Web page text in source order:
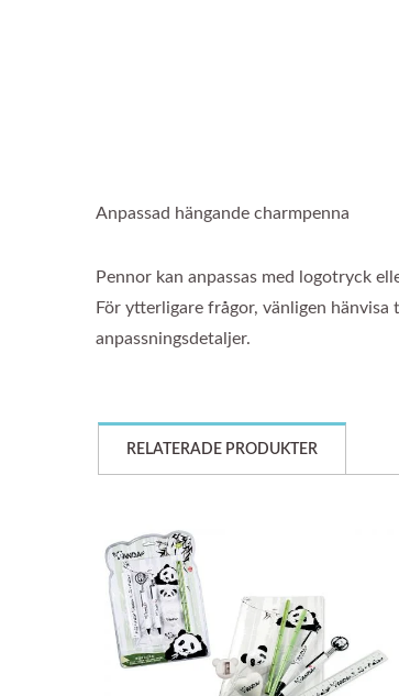
Anpassad hängande charmpenna
Pennor kan anpassas med logotryck
För ytterligare frågor, vänligen
anpassningsdetaljer.
RELATERADE PRODUKTER